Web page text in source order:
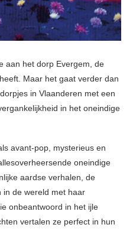
aan het dorp Evergem, de
Maar het gaat verder dan
in Vlaanderen met een
in het oneindige
avant-pop, mysterieus en
oneindige
aardse verhalen, de
in de wereld met haar
onbeantwoord in het ijle
vertalen ze perfect in hun